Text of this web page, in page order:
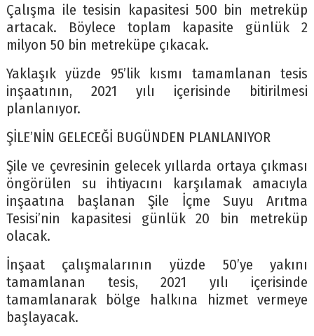
Çalışma ile tesisin kapasitesi 500 bin metreküp
artacak. Böylece toplam kapasite günlük 2
milyon 50 bin metreküpe çıkacak.
Yaklaşık yüzde 95’lik kısmı tamamlanan tesis
inşaatının, 2021 yılı içerisinde bitirilmesi
planlanıyor.
ŞİLE’NİN GELECEĞİ BUGÜNDEN PLANLANIYOR
Şile ve çevresinin gelecek yıllarda ortaya çıkması
öngörülen su ihtiyacını karşılamak amacıyla
inşaatına başlanan Şile İçme Suyu Arıtma
Tesisi’nin kapasitesi günlük 20 bin metreküp
olacak.
İnşaat çalışmalarının yüzde 50’ye yakını
tamamlanan tesis, 2021 yılı içerisinde
tamamlanarak bölge halkına hizmet vermeye
başlayacak.